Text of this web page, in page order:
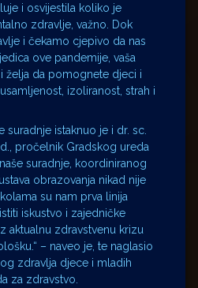
i osvijestila koliko je
zdravlje, važno. Dok
i čekamo cjepivo da nas
ove pandemije, vaša
želja da pomognete djeci i
izoliranost, strah i
suradnje istaknuo je i dr. sc.
pročelnik Gradskog ureda
suradnje, koordiniranog
obrazovanja nikad nije
su nam prva linija
iskustvo i zajedničke
aktualnu zdravstvenu krizu
– naveo je, te naglasio
zdravlja djece i mladih
za zdravstvo.